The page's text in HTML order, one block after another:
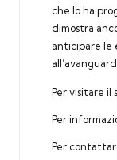
che lo ha
dimostra
anticipare le
Per visitare il
Per
Per